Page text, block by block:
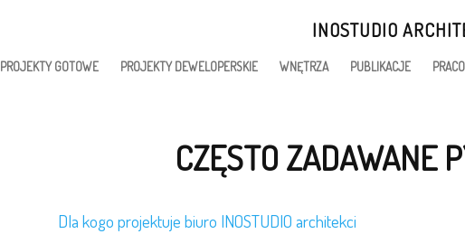
INOSTUDIO
PROJEKTY GOTOWE PROJEKTY DEWELOPERSKIE WNĘTRZA PUBLIKACJE
CZĘSTO ZADAWANE
Dla kogo projektuje biuro INOSTUDIO architekci